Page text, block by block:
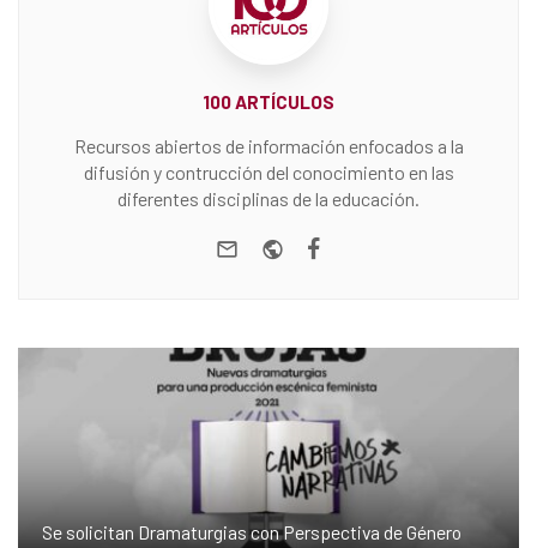
100 ARTÍCULOS
Recursos abiertos de información enfocados a la
difusión y contrucción del conocimiento en las
diferentes disciplinas de la educación.
e-mail Website
Se solicitan Dramaturgias con Perspectiva de Género